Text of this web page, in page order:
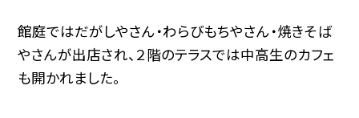
館庭ではだがしやさん・わらびもちやさん・焼きそば
やさんが出店され、２階のテラスでは中高生のカフェ
も開かれました。